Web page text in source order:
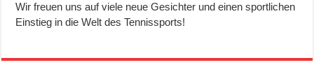
Wir freuen uns auf viele neue Gesichter und einen sportlichen
Einstieg in die Welt des Tennissports!